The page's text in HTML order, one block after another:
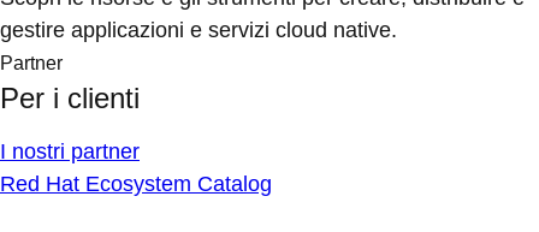
gestire applicazioni e servizi cloud native.
Partner
Per i clienti
I nostri partner
Red Hat Ecosystem Catalog